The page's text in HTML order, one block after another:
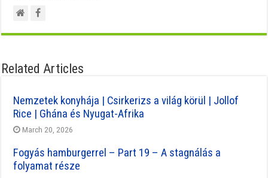
Related Articles
Nemzetek konyhája | Csirkerizs a világ körül | Jollof
Rice | Ghána és Nyugat-Afrika
March 20, 2026
Fogyás hamburgerrel – Part 19 – A stagnálás a
folyamat része